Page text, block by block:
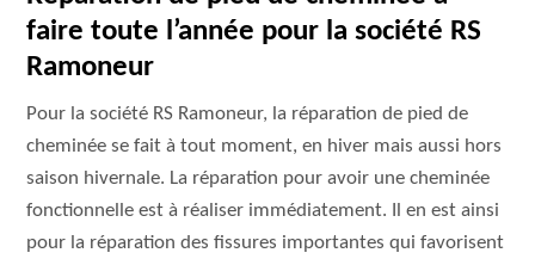
faire toute l’année pour la société RS
Ramoneur
Pour la société RS Ramoneur, la réparation de pied de
cheminée se fait à tout moment, en hiver mais aussi hors
saison hivernale. La réparation pour avoir une cheminée
fonctionnelle est à réaliser immédiatement. Il en est ainsi
pour la réparation des fissures importantes qui favorisent